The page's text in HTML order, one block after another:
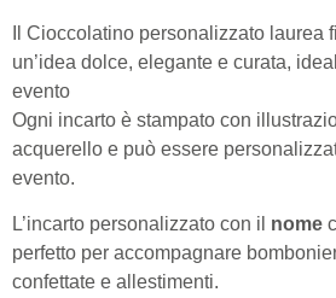
Il Cioccolatino personalizzato laurea
un’idea dolce, elegante e curata,
evento
Ogni incarto è stampato con
acquerello e può essere
evento.
L’incarto personalizzato con il nome
perfetto per accompagnare
confettate e allestimenti.